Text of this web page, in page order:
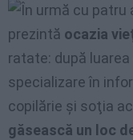
În urmă cu patru
prezintă ocazia
ratate: după
specializare în
copilărie şi soţia
găsească un loc